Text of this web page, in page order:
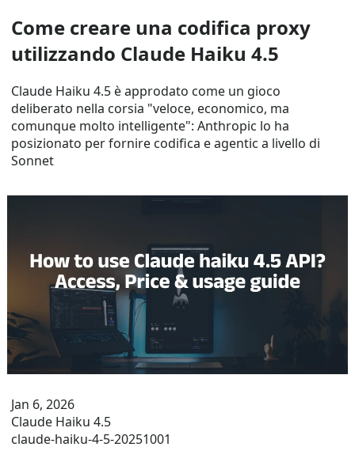
Come creare una codifica proxy
utilizzando Claude Haiku 4.5
Claude Haiku 4.5 è approdato come un gioco
deliberato nella corsia "veloce, economico, ma
comunque molto intelligente": Anthropic lo ha
posizionato per fornire codifica e agentic a livello di
Sonnet
Jan 6, 2026
Claude Haiku 4.5
claude-haiku-4-5-20251001